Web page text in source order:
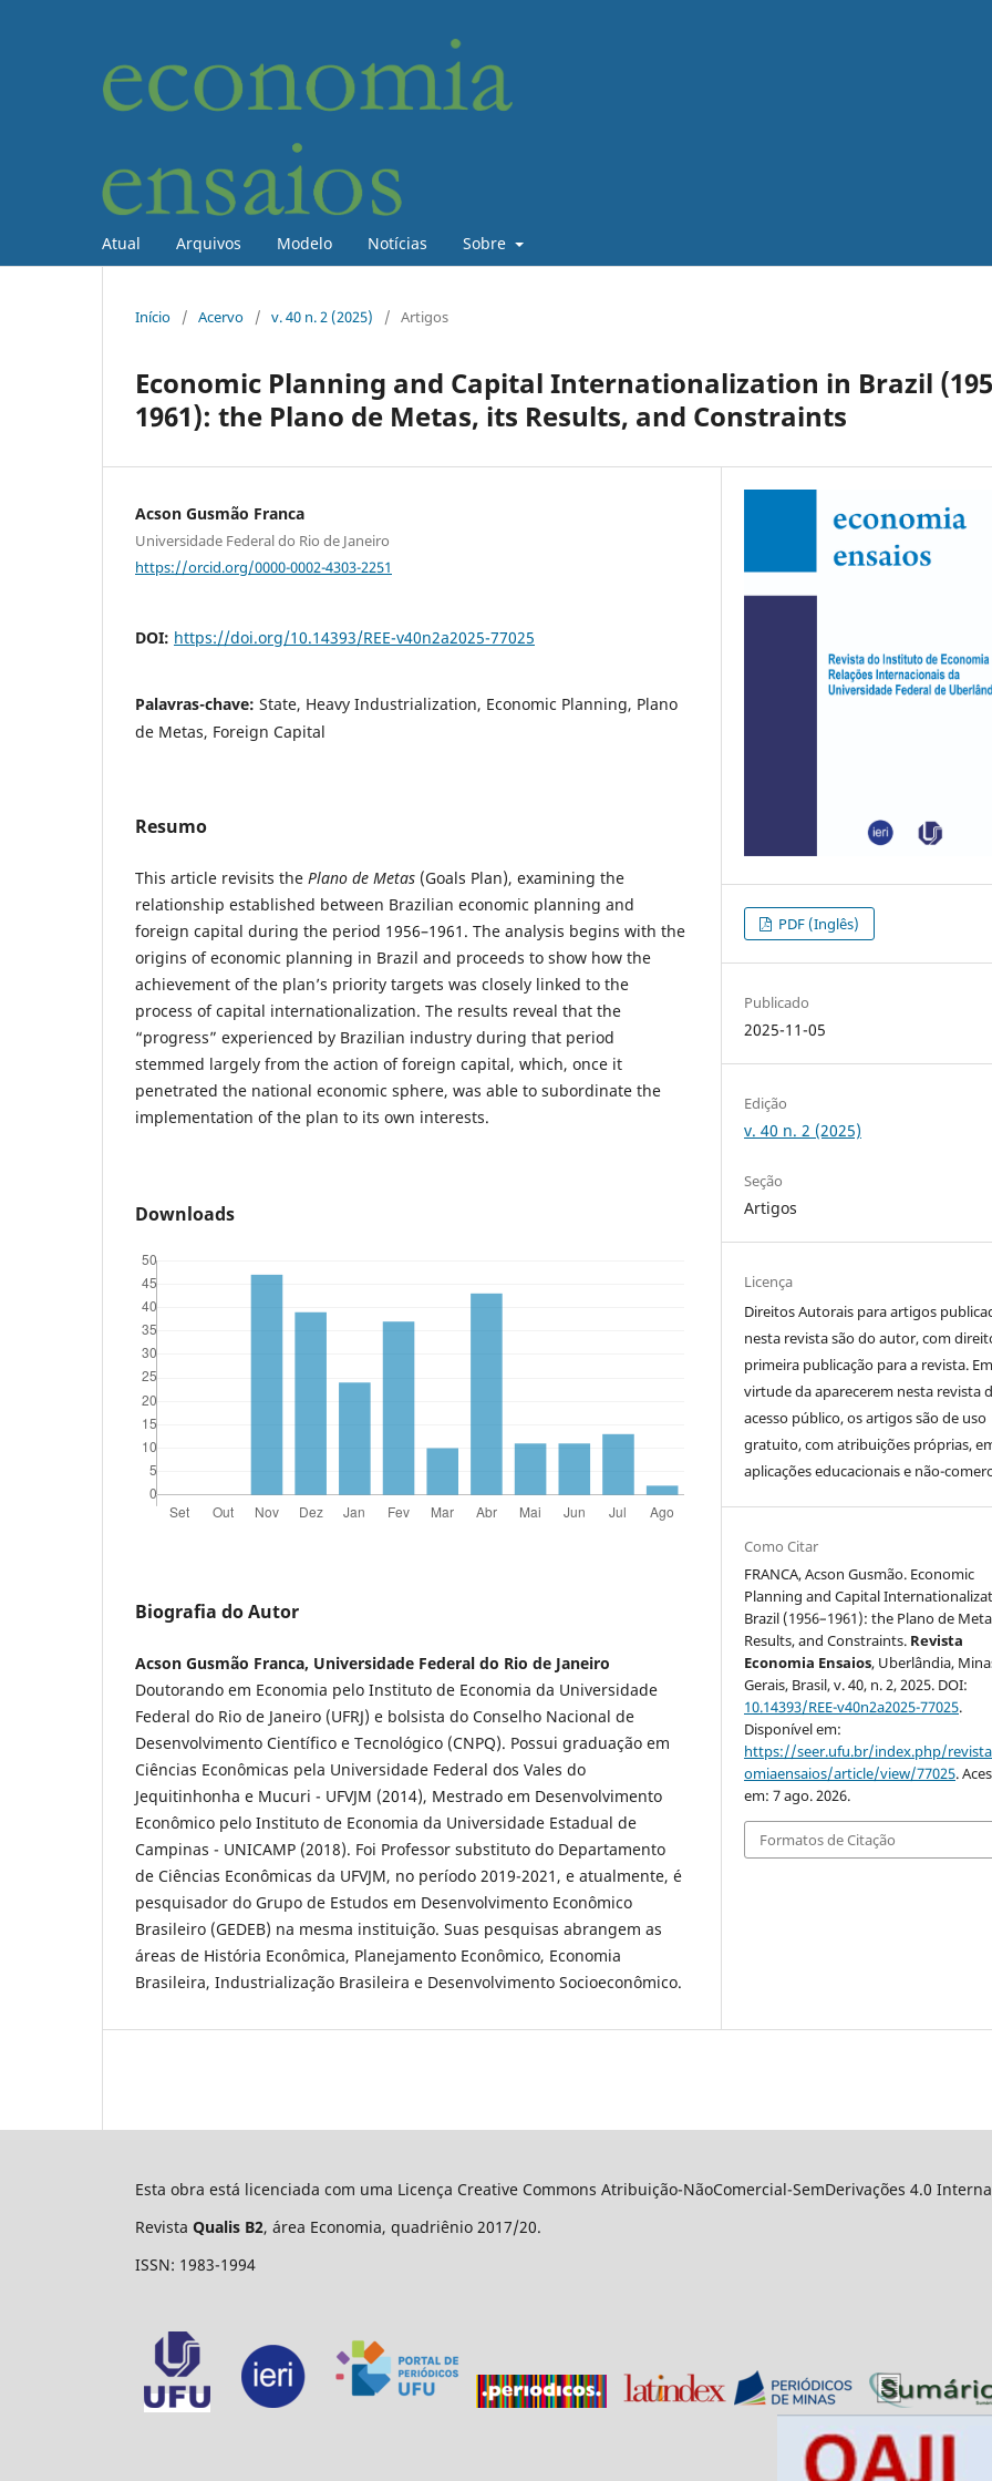
Atual Arquivos Modelo Notícias Sobre
Início / Acervo / v. 40 n. 2 (2025) / Artigos
Economic Planning and Capital Internationalization in Brazil
1961): the Plano de Metas, its Results, and Constraints
Acson Gusmão Franca
Universidade Federal do Rio de Janeiro
https://orcid.org/0000-0002-4303-2251
DOI: https://doi.org/10.14393/REE-v40n2a2025-77025
Palavras-chave: State, Heavy Industrialization, Economic Planning, Plano
de Metas, Foreign Capital
Resumo
This article revisits the Plano de Metas (Goals Plan), examining the
relationship established between Brazilian economic planning and
foreign capital during the period 1956–1961. The analysis begins with the
origins of economic planning in Brazil and proceeds to show how the
achievement of the plan’s priority targets was closely linked to the
process of capital internationalization. The results reveal that the
“progress” experienced by Brazilian industry during that period
stemmed largely from the action of foreign capital, which, once it
penetrated the national economic sphere, was able to subordinate the
implementation of the plan to its own interests.
Downloads
Biografia do Autor
Acson Gusmão Franca, Universidade Federal do Rio de Janeiro
Doutorando em Economia pelo Instituto de Economia da Universidade
Federal do Rio de Janeiro (UFRJ) e bolsista do Conselho Nacional de
Desenvolvimento Científico e Tecnológico (CNPQ). Possui graduação em
Ciências Econômicas pela Universidade Federal dos Vales do
Jequitinhonha e Mucuri - UFVJM (2014), Mestrado em Desenvolvimento
Econômico pelo Instituto de Economia da Universidade Estadual de
Campinas - UNICAMP (2018). Foi Professor substituto do Departamento
de Ciências Econômicas da UFVJM, no período 2019-2021, e atualmente, é
pesquisador do Grupo de Estudos em Desenvolvimento Econômico
Brasileiro (GEDEB) na mesma instituição. Suas pesquisas abrangem as
áreas de História Econômica, Planejamento Econômico, Economia
Brasileira, Industrialização Brasileira e Desenvolvimento Socioeconômico.
PDF (Inglês)
Publicado
2025-11-05
Edição
v. 40 n. 2 (2025)
Seção
Artigos
Licença
Direitos Autorais para artigos
nesta revista são do autor, com
primeira publicação para a revista. Em
virtude da aparecerem nesta revista
acesso público, os artigos são de uso
gratuito, com atribuições próprias,
aplicações educacionais e não-
Como Citar
FRANCA, Acson Gusmão. Economic
Planning and Capital
Brazil (1956–1961): the Plano de
Results, and Constraints. Revista
Economia Ensaios, Uberlândia,
Gerais, Brasil, v. 40, n. 2, 2025. DOI:
10.14393/REE-v40n2a2025-77025.
Disponível em:
https://seer.ufu.br/index.php/
omiaensaios/article/view/77025.
em: 7 ago. 2026.
Formatos de Citação
Esta obra está licenciada com uma Licença Creative Commons Atribuição-NãoComercial-SemDerivações 4.0
Revista Qualis B2, área Economia, quadriênio 2017/20.
ISSN: 1983-1994